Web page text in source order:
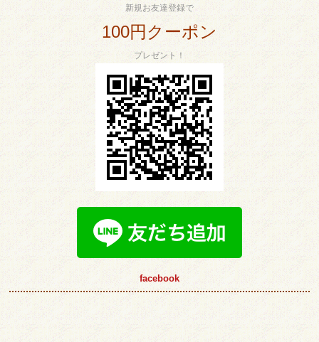
新規お友達登録で
100円クーポン
プレゼント！
facebook